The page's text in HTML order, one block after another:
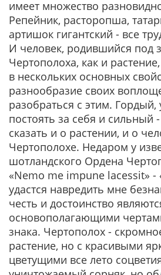
имеет множество
Репейник, расторопша,
артишок гигантский - все
И человек, родившийся под
Чертополоха, как и
в нескольких основных
разнообразие своих
разобраться с этим.
постоять за себя и сильный
сказать и о растении, и о
Чертополохе. Недаром у
шотландского Ордена
«Nemo me impune lacessit» -
удастся навредить мне
честь и достоинство
основополагающими
знака. Чертополох -
растение, но с красивыми
цветущими все лето